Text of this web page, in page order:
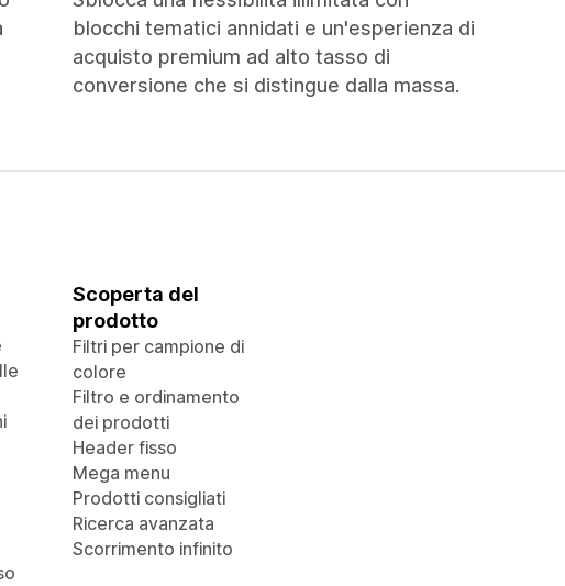
blocchi tematici annidati e un'esperienza di
acquisto premium ad alto tasso di
conversione che si distingue dalla massa.
Scoperta del
prodotto
Filtri per campione di
colore
Filtro e ordinamento
dei prodotti
Header fisso
Mega menu
Prodotti consigliati
Ricerca avanzata
Scorrimento infinito